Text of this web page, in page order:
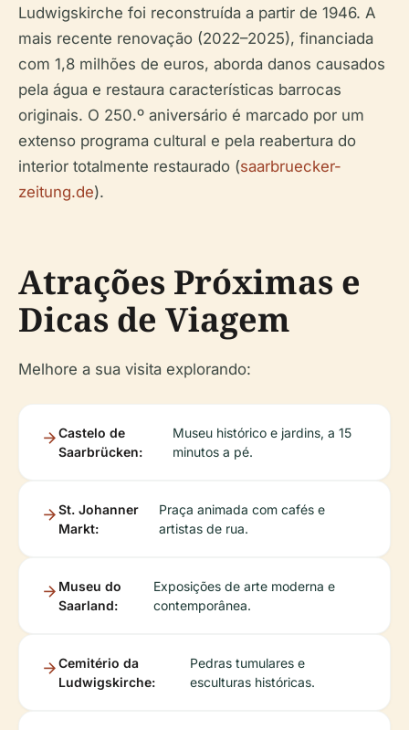
Ludwigskirche foi reconstruída a partir de 1946. A
mais recente renovação (2022–2025), financiada
com 1,8 milhões de euros, aborda danos causados
pela água e restaura características barrocas
originais. O 250.º aniversário é marcado por um
extenso programa cultural e pela reabertura do
interior totalmente restaurado (saarbruecker-
zeitung.de).
Atrações Próximas e
Dicas de Viagem
Melhore a sua visita explorando:
Castelo de
Saarbrücken:
Museu histórico e jardins, a 15
minutos a pé.
St. Johanner
Markt:
Praça animada com cafés e
artistas de rua.
Museu do
Saarland:
Exposições de arte moderna e
contemporânea.
Cemitério da
Ludwigskirche:
Pedras tumulares e
esculturas históricas.